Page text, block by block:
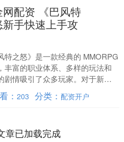
网配资 《巴风特
新手快速上手攻
特之怒》是一款经典的 MMORPG
丰富的职业体系、多样的玩法和
剧情吸引了众多玩家。对于新手
说，如何快速上手并在游戏中站
是关键。以....
：203 分类：配资开户
章已加载完成